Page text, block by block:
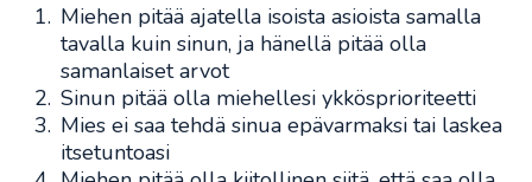
Miehen pitää ajatella isoista asioista samalla
tavalla kuin sinun, ja hänellä pitää olla
samanlaiset arvot
Sinun pitää olla miehellesi ykkösprioriteetti
Mies ei saa tehdä sinua epävarmaksi tai laskea
itsetuntoasi